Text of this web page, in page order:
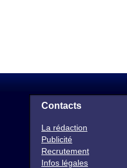
Contacts
La rédaction
Publicité
Recrutement
Infos légales